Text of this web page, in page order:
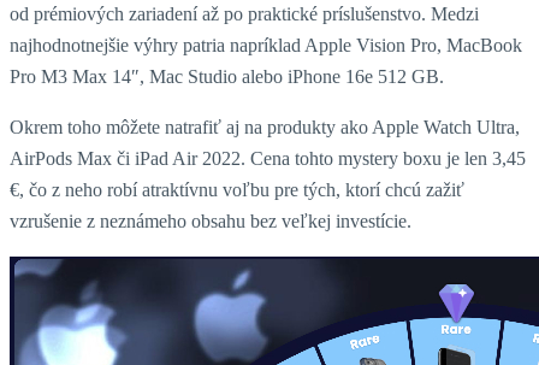
od prémiových zariadení až po praktické príslušenstvo. Medzi
najhodnotnejšie výhry patria napríklad Apple Vision Pro, MacBook
Pro M3 Max 14″, Mac Studio alebo iPhone 16e 512 GB.
Okrem toho môžete natrafiť aj na produkty ako Apple Watch Ultra,
AirPods Max či iPad Air 2022. Cena tohto mystery boxu je len 3,45
€, čo z neho robí atraktívnu voľbu pre tých, ktorí chcú zažiť
vzrušenie z neznámeho obsahu bez veľkej investície. ​